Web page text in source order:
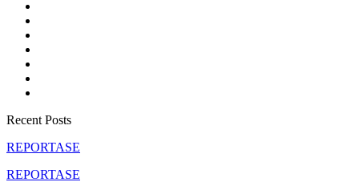
Recent Posts
REPORTASE
REPORTASE